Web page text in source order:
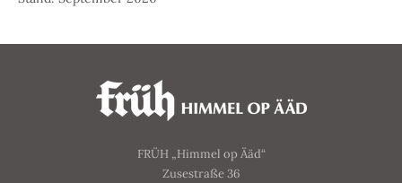
FRÜH „Himmel op Ääd“
Zusestraße 36